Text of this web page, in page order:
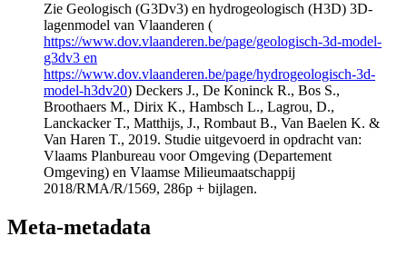
Zie Geologisch (G3Dv3) en hydrogeologisch (H3D) 3D-
lagenmodel van Vlaanderen (
https://www.dov.vlaanderen.be/page/geologisch-3d-model-
g3dv3 en
https://www.dov.vlaanderen.be/page/hydrogeologisch-3d-
model-h3dv20) Deckers J., De Koninck R., Bos S.,
Broothaers M., Dirix K., Hambsch L., Lagrou, D.,
Lanckacker T., Matthijs, J., Rombaut B., Van Baelen K. &
Van Haren T., 2019. Studie uitgevoerd in opdracht van:
Vlaams Planbureau voor Omgeving (Departement
Omgeving) en Vlaamse Milieumaatschappij
2018/RMA/R/1569, 286p + bijlagen.
Meta-metadata